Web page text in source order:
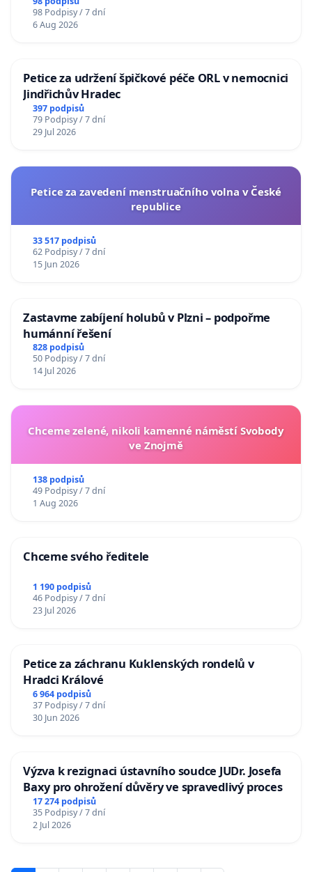
98 Podpisy / 7 dní
6 Aug 2026
Petice za udržení špičkové péče ORL v nemocnici
Jindřichův Hradec
397 podpisů
79 Podpisy / 7 dní
29 Jul 2026
Petice za zavedení menstruačního volna v České
republice
33 517 podpisů
62 Podpisy / 7 dní
15 Jun 2026
Zastavme zabíjení holubů v Plzni – podpořme
humánní řešení
828 podpisů
50 Podpisy / 7 dní
14 Jul 2026
Chceme zelené, nikoli kamenné náměstí Svobody
ve Znojmě
138 podpisů
49 Podpisy / 7 dní
1 Aug 2026
Chceme svého ředitele
1 190 podpisů
46 Podpisy / 7 dní
23 Jul 2026
Petice za záchranu Kuklenských rondelů v
Hradci Králové
6 964 podpisů
37 Podpisy / 7 dní
30 Jun 2026
Výzva k rezignaci ústavního soudce JUDr. Josefa
Baxy pro ohrožení důvěry ve spravedlivý proces
17 274 podpisů
35 Podpisy / 7 dní
2 Jul 2026